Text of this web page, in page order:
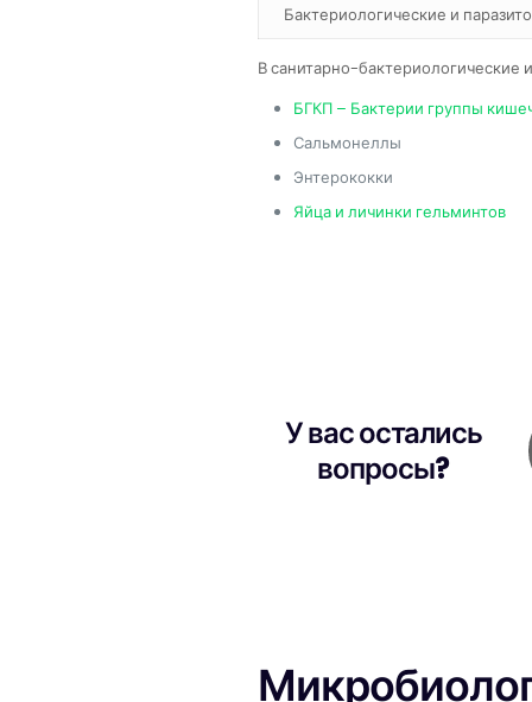
Бактериологические и
В санитарно-бактериологические
БГКП – Бактерии группы
Сальмонеллы
Энтерококки
Яйца и личинки гельминтов
У вас остались
вопросы?